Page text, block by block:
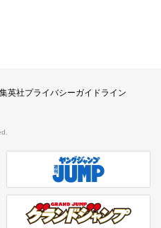
ャンプ
集英社プライバシーガイドライン
週刊ヤングジャンプ公式サイト
グランドジャンプ